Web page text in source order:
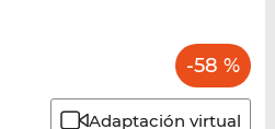
-58 %
Adaptación virtual